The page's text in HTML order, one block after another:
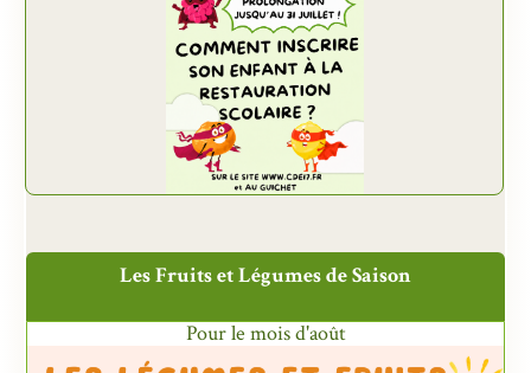
Les Fruits et Légumes de Saison
Pour le mois d'août